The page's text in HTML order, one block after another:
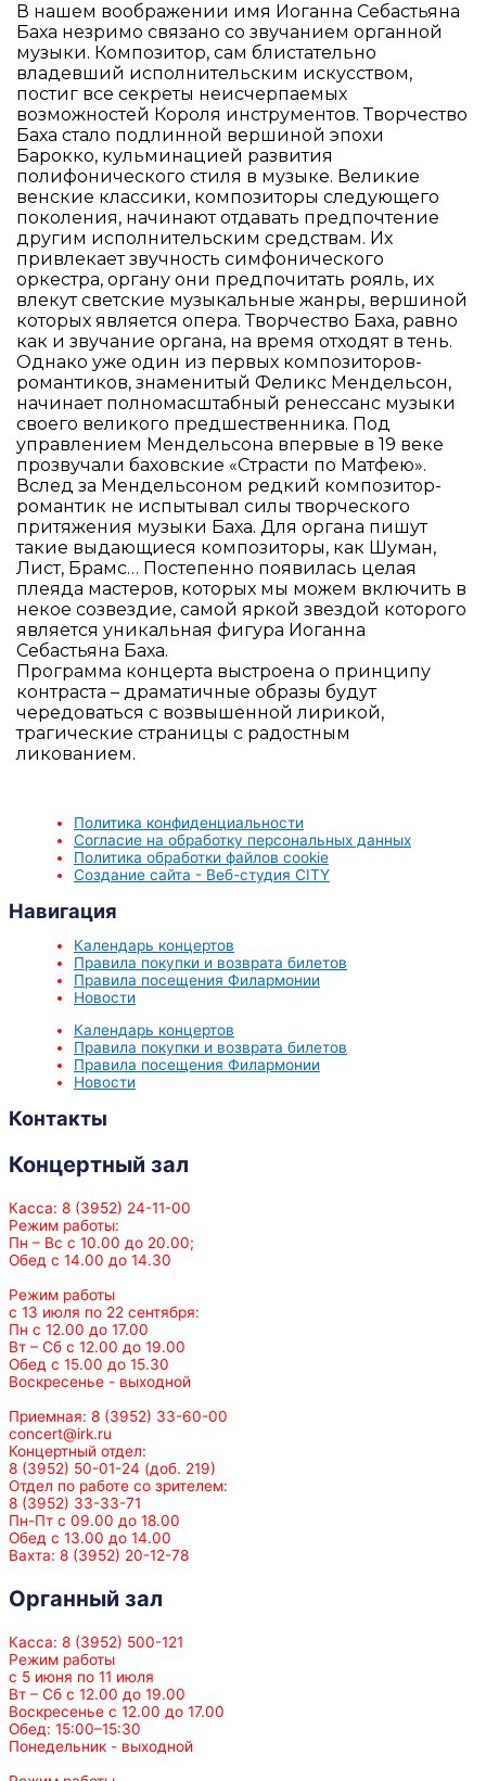
В нашем воображении имя Иоганна Себастьяна
Баха незримо связано со звучанием органной
музыки. Композитор, сам блистательно
владевший исполнительским искусством,
постиг все секреты неисчерпаемых
возможностей Короля инструментов. Творчество
Баха стало подлинной вершиной эпохи
Барокко, кульминацией развития
полифонического стиля в музыке. Великие
венские классики, композиторы следующего
поколения, начинают отдавать предпочтение
другим исполнительским средствам. Их
привлекает звучность симфонического
оркестра, органу они предпочитать рояль, их
влекут светские музыкальные жанры, вершиной
которых является опера. Творчество Баха, равно
как и звучание органа, на время отходят в тень.
Однако уже один из первых композиторов-
романтиков, знаменитый Феликс Мендельсон,
начинает полномасштабный ренессанс музыки
своего великого предшественника. Под
управлением Мендельсона впервые в 19 веке
прозвучали баховские «Страсти по Матфею».
Вслед за Мендельсоном редкий композитор-
романтик не испытывал силы творческого
притяжения музыки Баха. Для органа пишут
такие выдающиеся композиторы, как Шуман,
Лист, Брамс… Постепенно появилась целая
плеяда мастеров, которых мы можем включить в
некое созвездие, самой яркой звездой которого
является уникальная фигура Иоганна
Себастьяна Баха.
Программа концерта выстроена о принципу
контраста – драматичные образы будут
чередоваться с возвышенной лирикой,
трагические страницы с радостным
ликованием.
Политика конфиденциальности
Согласие на обработку персональных данных
Политика обработки файлов cookie
Создание сайта - Веб-студия CITY
Навигация
Календарь концертов
Правила покупки и возврата билетов
Правила посещения Филармонии
Новости
Календарь концертов
Правила покупки и возврата билетов
Правила посещения Филармонии
Новости
Контакты
Концертный зал
Касса: 8 (3952) 24-11-00
Режим работы:
Пн – Вс с 10.00 до 20.00;
Обед с 14.00 до 14.30
Режим работы
с 13 июля по 22 сентября:
Пн с 12.00 до 17.00
Вт – Сб с 12.00 до 19.00
Обед с 15.00 до 15.30
Воскресенье - выходной
Приемная: 8 (3952) 33-60-00
concert@irk.ru
Концертный отдел:
8 (3952) 50-01-24 (доб. 219)
Отдел по работе со зрителем:
8 (3952) 33-33-71
Пн-Пт с 09.00 до 18.00
Обед с 13.00 до 14.00
Вахта: 8 (3952) 20-12-78
Органный зал
Касса: 8 (3952) 500-121
Режим работы
с 5 июня по 11 июля
Вт – Сб с 12.00 до 19.00
Воскресенье с 12.00 до 17.00
Обед: 15:00–15:30
Понедельник - выходной